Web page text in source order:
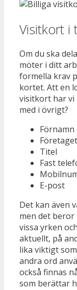
Visitkort i
Om du ska
möter i ditt
formella krav
kortet. Att en
visitkort har vi
med i övrigt?
Titel
Fast
E-post
Det kan även
men det beror
vissa yrken
aktuellt, på
lika viktigt
andra ord
också finnas
som berättar